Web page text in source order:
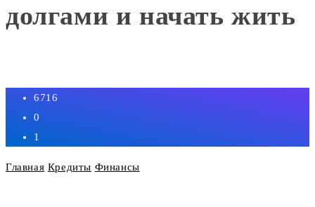
долгами и начать жить
6716
0
1
Главная Кредиты Финансы